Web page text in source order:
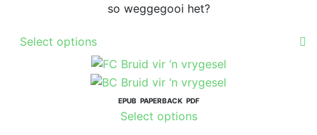
so weggegooi het?
Select options
has
multiple
variants.
The
EPUB PAPERBACK PDF
Select optionsThis